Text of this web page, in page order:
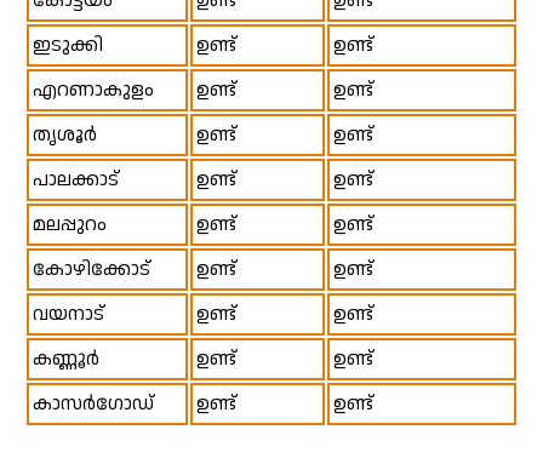
ഇടുക്കി
ഉണ്ട്
ഉണ്ട്
എറണാകുളം
ഉണ്ട്
ഉണ്ട്
തൃശൂർ
ഉണ്ട്
ഉണ്ട്
പാലക്കാട്
ഉണ്ട്
ഉണ്ട്
മലപ്പുറം
ഉണ്ട്
ഉണ്ട്
കോഴിക്കോട്
ഉണ്ട്
ഉണ്ട്
വയനാട്
ഉണ്ട്
ഉണ്ട്
കണ്ണൂർ
ഉണ്ട്
ഉണ്ട്
കാസർഗോഡ്
ഉണ്ട് ഉണ്ട്